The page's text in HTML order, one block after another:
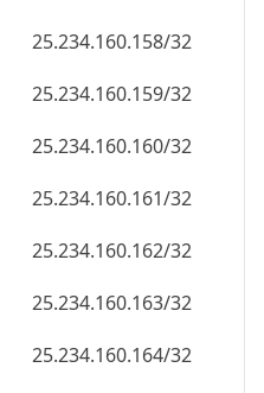
25.234.160.158/32
25.234.160.159/32
25.234.160.160/32
25.234.160.161/32
25.234.160.162/32
25.234.160.163/32
25.234.160.164/32